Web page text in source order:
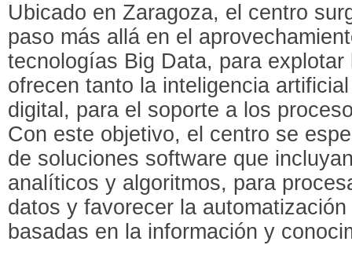
Ubicado en Zaragoza, el centro
paso más allá en el
tecnologías Big Data, para
ofrecen tanto la inteligencia
digital, para el soporte a los
Con este objetivo, el centro se
de soluciones software que
analíticos y algoritmos, para
datos y favorecer la
basadas en la información y